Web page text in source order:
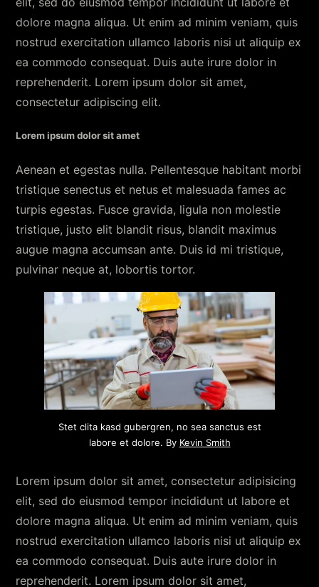
dolore magna aliqua. Ut enim ad minim veniam, quis
nostrud exercitation ullamco laboris nisi ut aliquip ex
ea commodo consequat. Duis aute irure dolor in
reprehenderit. Lorem ipsum dolor sit amet,
consectetur adipiscing elit.
Lorem ipsum dolor sit amet
Aenean et egestas nulla. Pellentesque habitant morbi
tristique senectus et netus et malesuada fames ac
turpis egestas. Fusce gravida, ligula non molestie
tristique, justo elit blandit risus, blandit maximus
augue magna accumsan ante. Duis id mi tristique,
pulvinar neque at, lobortis tortor.
Stet clita kasd gubergren, no sea sanctus est
labore et dolore. By Kevin Smith
Lorem ipsum dolor sit amet, consectetur adipisicing
elit, sed do eiusmod tempor incididunt ut labore et
dolore magna aliqua. Ut enim ad minim veniam, quis
nostrud exercitation ullamco laboris nisi ut aliquip ex
ea commodo consequat. Duis aute irure dolor in
reprehenderit. Lorem ipsum dolor sit amet,